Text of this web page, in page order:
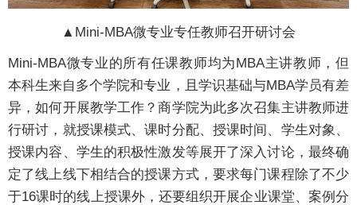
▲Mini-MBA微专业专任教师召开研讨会
Mini-MBA微专业的所有任课教师均为MBA主讲教师，但
本科生来自多个学院和专业，且学识基础与MBA学员有差
异，如何开展教学工作？商学院为此多次召集主讲教师进
行研讨，就授课模式、课时分配、授课时间、学生对象、
授课内容、学生的积极性激发等展开了深入讨论，最终确
定了线上线下相结合的授课方式，要求每门课程除了不少
于16课时的线上授课外，还要组织开展企业课堂、案例分